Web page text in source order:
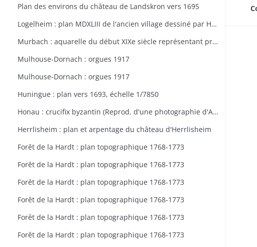
Plan des environs du château de Landskron vers 1695
Logelheim : plan MDXLIII de l'ancien village dessiné par Haeffelin, curé de Logelheim, vers 1840. Copie de Jean Stoffel
Murbach : aquarelle du début XIXe siècle représentant probablement l'abbaye de Murbach
Mulhouse-Dornach : orgues 1917
Mulhouse-Dornach : orgues 1917
Huningue : plan vers 1693, échelle 1/7850
Honau : crucifix byzantin (Reprod. d'une photographie d'Adolphe Braun de 1872)
Herrlisheim : plan et arpentage du château d'Herrlisheim
Forêt de la Hardt : plan topographique 1768-1773
Forêt de la Hardt : plan topographique 1768-1773
Forêt de la Hardt : plan topographique 1768-1773
Forêt de la Hardt : plan topographique 1768-1773
Forêt de la Hardt : plan topographique 1768-1773
Forêt de la Hardt : plan topographique 1768-1773